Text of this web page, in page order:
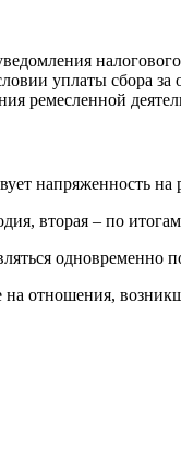
уплаты сбора за
ремесленной
напряженность на
вторая – по
одновременно
отношения,